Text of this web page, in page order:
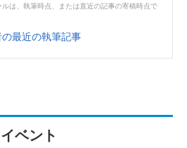
は、執筆時点、または直近の記事の寄稿時点で
最近の執筆記事
イベント